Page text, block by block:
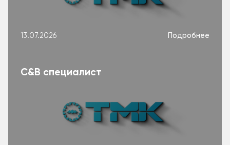
13.07.2026 Подробнее
C&B специалист